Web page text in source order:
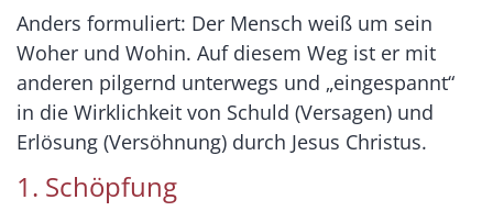
Anders formuliert: Der Mensch weiß um sein
Woher und Wohin. Auf diesem Weg ist er mit
anderen pilgernd unterwegs und „eingespannt“
in die Wirklichkeit von Schuld (Versagen) und
Erlösung (Versöhnung) durch Jesus Christus.
1. Schöpfung